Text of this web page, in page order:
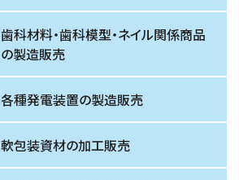
歯科材料・歯科模型・ネイル関係商品
の製造販売
各種発電装置の製造販売
軟包装資材の加工販売